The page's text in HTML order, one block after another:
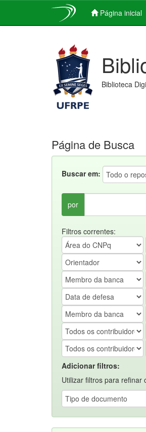
Página inicial
Biblioteca
Página de Busca
Buscar em:
por
Filtros correntes:
Adicionar filtros:
Utilizar filtros para refinar